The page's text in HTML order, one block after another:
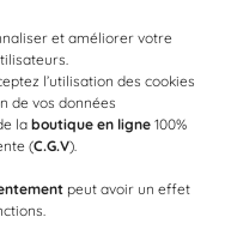
et améliorer votre
l’utilisation des cookies
de vos données
la boutique en ligne 100%
(C.G.V).
peut avoir un effet
email